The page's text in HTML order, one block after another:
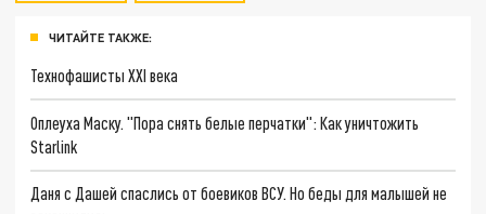
ЧИТАЙТЕ ТАКЖЕ:
Технофашисты XXI века
Оплеуха Маску. "Пора снять белые перчатки": Как уничтожить
Starlink
Даня с Дашей спаслись от боевиков ВСУ. Но беды для малышей не